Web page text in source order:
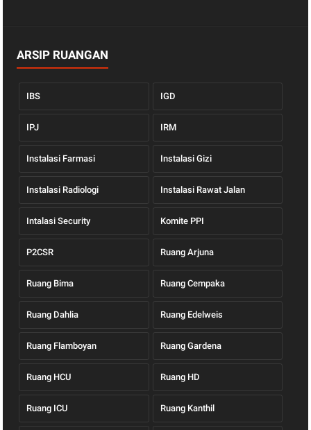
ARSIP RUANGAN
IBS IGD
IPJ IRM
Instalasi Farmasi Instalasi Gizi
Instalasi Radiologi Instalasi Rawat Jalan
Intalasi Security Komite PPI
P2CSR Ruang Arjuna
Ruang Bima Ruang Cempaka
Ruang Dahlia Ruang Edelweis
Ruang Flamboyan Ruang Gardena
Ruang HCU Ruang HD
Ruang ICU Ruang Kanthil